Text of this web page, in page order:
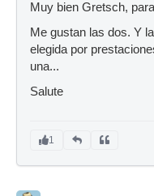
Muy bien Gretsch,
Me gustan las dos. Y
elegida por
una...
Salute
1